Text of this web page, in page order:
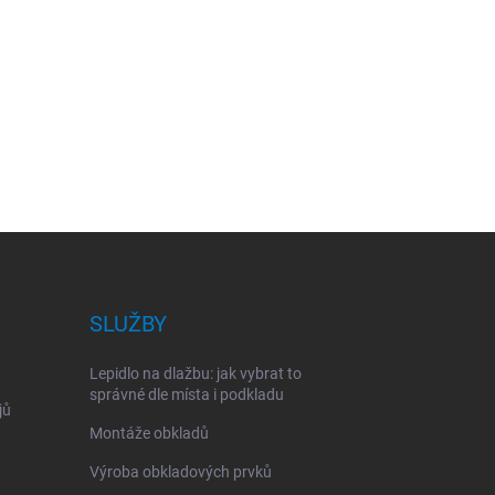
SLUŽBY
Lepidlo na dlažbu: jak vybrat to
správné dle místa i podkladu
Montáže obkladů
Výroba obkladových prvků